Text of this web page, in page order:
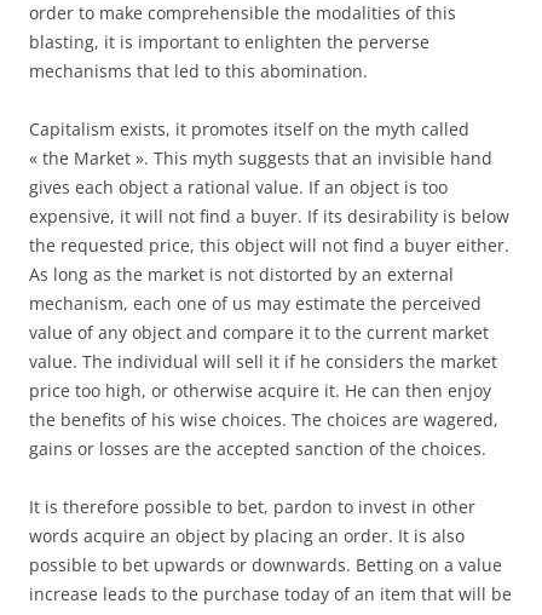
order to make comprehensible the modalities of this
blasting, it is important to enlighten the perverse
mechanisms that led to this abomination.
Capitalism exists, it promotes itself on the myth called
« the Market ». This myth suggests that an invisible hand
gives each object a rational value. If an object is too
expensive, it will not find a buyer. If its desirability is below
the requested price, this object will not find a buyer either.
As long as the market is not distorted by an external
mechanism, each one of us may estimate the perceived
value of any object and compare it to the current market
value. The individual will sell it if he considers the market
price too high, or otherwise acquire it. He can then enjoy
the benefits of his wise choices. The choices are wagered,
gains or losses are the accepted sanction of the choices.
It is therefore possible to bet, pardon to invest in other
words acquire an object by placing an order. It is also
possible to bet upwards or downwards. Betting on a value
increase leads to the purchase today of an item that will be